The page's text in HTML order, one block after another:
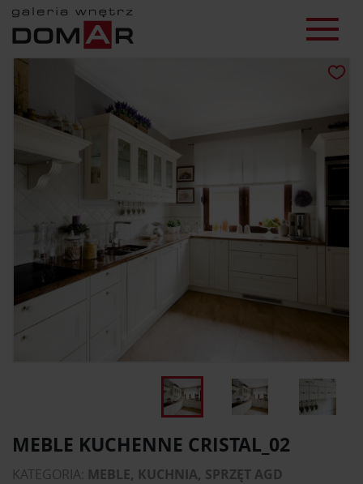
MEBLE KUCHENNE CRISTAL_02
KATEGORIA: MEBLE, KUCHNIA, SPRZĘT AGD